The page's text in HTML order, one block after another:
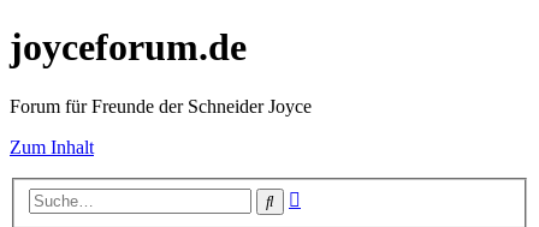
joyceforum.de
Forum für Freunde der Schneider Joyce
Zum Inhalt
Suche